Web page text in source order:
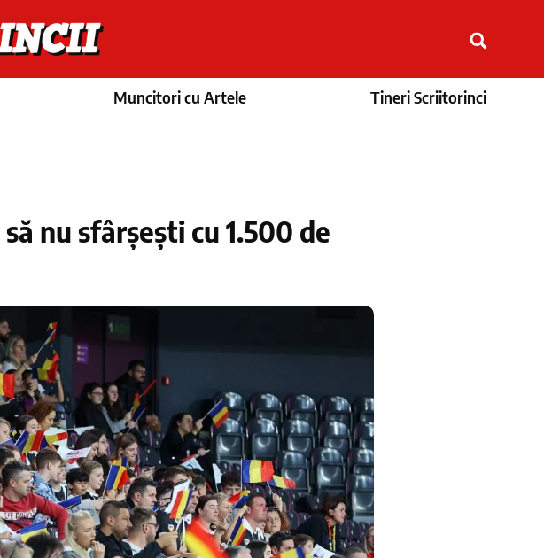
Muncitori cu Artele Tineri Scriitorinci
nu sfârșești cu 1.500 de